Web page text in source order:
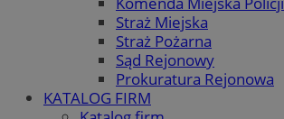
Straż Miejska
Straż Pożarna
Sąd Rejonowy
Prokuratura Rejonowa
KATALOG FIRM